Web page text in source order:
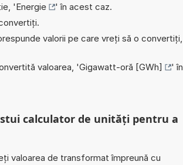
'Energie
' în acest caz.
valorii pe care vreți să o convertiți,
valoarea, 'Gigawatt-oră [GWh]
' în
calculator de unități pentru a
valoarea de transformat împreună cu